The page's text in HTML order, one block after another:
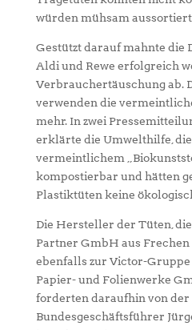
würden mühsam
Gestützt darauf mahnte die
Aldi und Rewe erfolgreich
Verbrauchertäuschung ab.
verwenden die
mehr. In zwei
erklärte die Umwelthilfe,
vermeintlichem
kompostierbar und hätten
Plastiktüten keine
Die Hersteller der Tüten,
Partner GmbH aus Frechen
ebenfalls zur Victor-
Papier- und Folienwerke
forderten daraufhin von
Bundesgeschäftsführer